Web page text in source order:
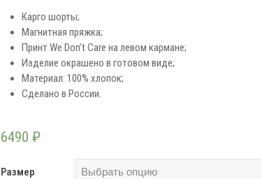
Карго шорты;
Магнитная пряжка;
Принт We Don’t Care на левом кармане;
Изделие окрашено в готовом виде;
Материал: 100% хлопок;
Сделано в России.
6490 ₽
Размер